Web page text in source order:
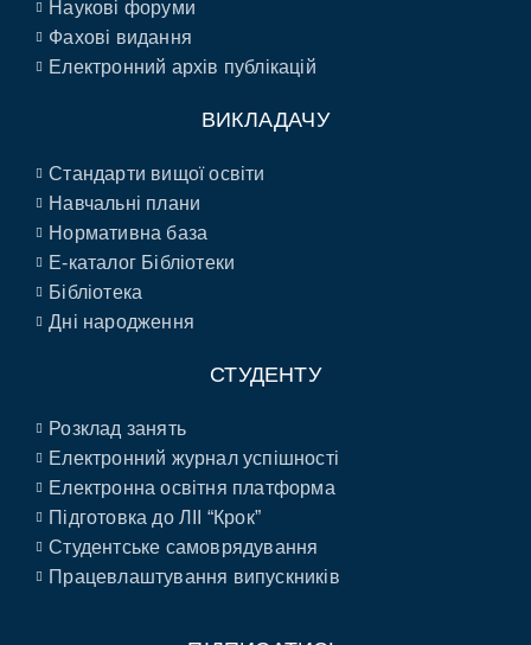
Наукові форуми
Фахові видання
Електронний архів публікацій
ВИКЛАДАЧУ
Стандарти вищої освіти
Навчальні плани
Нормативна база
E-каталог Бібліотеки
Бібліотека
Дні народження
СТУДЕНТУ
Розклад занять
Електронний журнал успішності
Електронна освітня платформа
Підготовка до ЛІІ “Крок”
Студентське самоврядування
Працевлаштування випускників